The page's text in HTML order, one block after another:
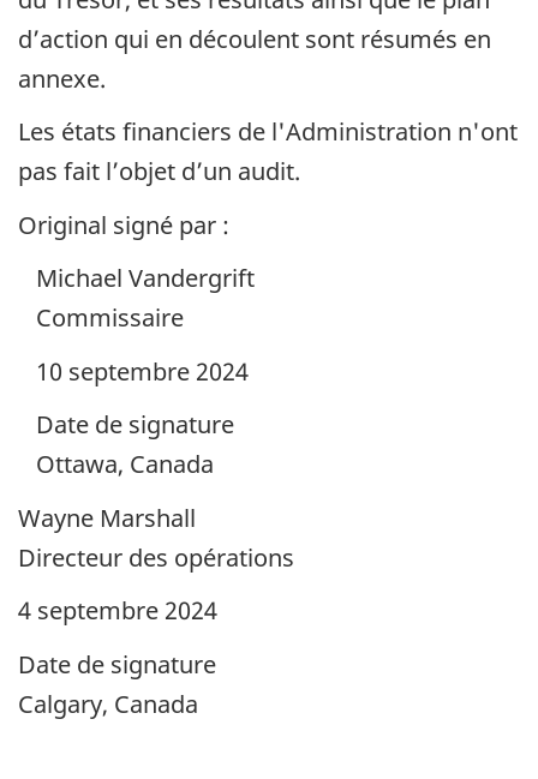
d’action qui en découlent sont résumés en
annexe.
Les états financiers de l'Administration n'ont
pas fait l’objet d’un audit.
Original signé par :
Michael Vandergrift
Commissaire
10 septembre 2024
Date de signature
Ottawa, Canada
Wayne Marshall
Directeur des opérations
4 septembre 2024
Date de signature
Calgary, Canada